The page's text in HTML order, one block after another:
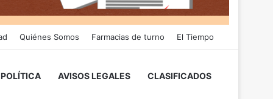
Quiénes Somos Farmacias de turno El Tiempo
POLÍTICA AVISOS LEGALES CLASIFICADOS